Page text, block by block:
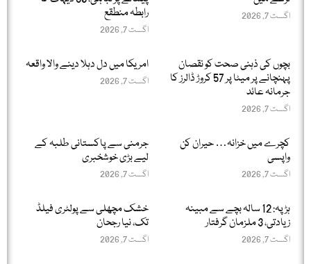
اگست 7, 2026
رابطہ منطقع
اگست 7, 2026
بچوں کی ذہنی صحت کو نقصان
پہنچانے پر میٹا پر 57 کروڑ ڈالرز کا
جرمانہ عائد
اگست 7, 2026
امریکا میں دل دہلا دینے والا واقعہ
اگست 7, 2026
کچرے میں خزانہ… حیران کن
واپسی
اگست 7, 2026
جرمنی سے پاکستانی طلبہ کے
لیے بڑی خوشخبری
اگست 7, 2026
ہڑپہ: 12 سالہ بچے سے مبینہ
زیادتی، 3 ملزمان گرفتار
اگست 7, 2026
خشک مچھلی سے پولٹری فیلڈ
تک، نیا رجحان
اگست 7, 2026